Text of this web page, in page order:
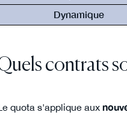
Dynamique
contrats
quota s'applique aux